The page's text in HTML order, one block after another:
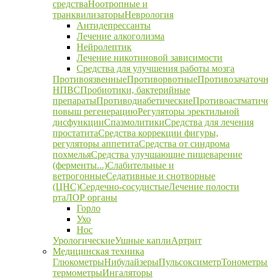
средстваНоотропные и
транквилизаторыНеврология
Антидепрессанты
Лечение алкоголизма
Нейролептик
Лечение никотиновой зависимости
Средства для улучшения работы мозга
ПротивоязвенныеПротиворвотные
НПВСПробиотики, бактерийные
препаратыПротиводиабетические
повыш регенерациюРегуляторы эректильной
дисфункцииСпазмолитикиСредства для лечения
простатитаСредства коррекции фигуры,
регуляторы аппетитаСредства от синдрома
похмельяСредства улучшающие пищеварение
(ферменты...)Слабительные и
ветрогонныеСедативные и снотворные
(ЦНС)Сердечно-сосудистыеЛечение полости
ртаЛОР органы
Горло
Ухо
Нос
УрологическиеУшные каплиАртрит
Медицинская техника
ГлюкометрыНибулайзерыПульсоксиметрТонометры
термометрыИнгаляторы